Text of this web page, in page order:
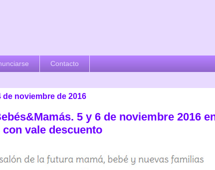
Contacto
de noviembre de 2016
5 y 6 de noviembre 2016
con vale descuento